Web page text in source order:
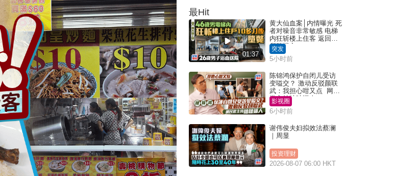
最Hit
01:37
黄大仙血案│内情曝光 死
者对噪音非常敏感 电梯
内狂斩楼上住客 返回住
所堕楼亡
突发
5小时前
陈锦鸿保护自闭儿受访
变嗌交？ 激动反驳颜联
武：我担心咁又点 网民
批主持咄咄逼人
影视圈
6小时前
谢伟俊夫妇拟效法蔡澜
｜周显
投资理财
2026-08-07 06:00 HKT